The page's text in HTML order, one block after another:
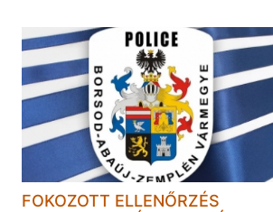
FOKOZOTT ELLENŐRZÉS